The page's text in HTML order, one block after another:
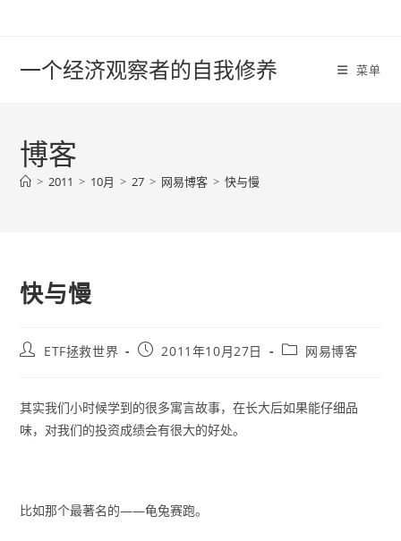
一个经济观察者的自我修养 菜单
博客
> 2011 > 10月 > 27 > 网易博客 > 快与慢
快与慢
PostETF拯救世界
Post2011年10月27日
Post网易博客
其实我们小时候学到的很多寓言故事，在长大后如果能仔细品
味，对我们的投资成绩会有很大的好处。
比如那个最著名的——龟兔赛跑。